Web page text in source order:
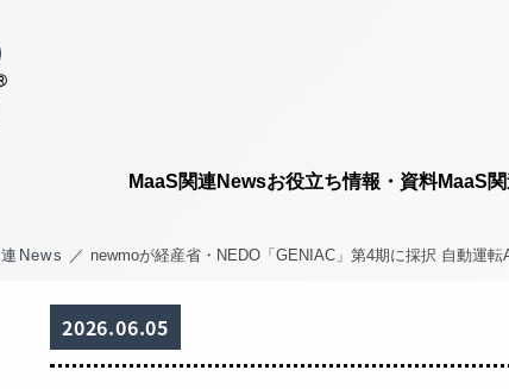
MaaS関連Newsお役立ち情報・資料MaaS
News newmoが経産省・NEDO「GENIAC」第4期に採択 自動運
2026.06.05